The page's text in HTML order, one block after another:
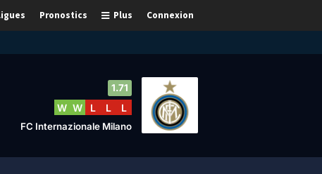
Connexion
Plus
Pronostics
1.71
W W L L L
FC Internazionale Milano